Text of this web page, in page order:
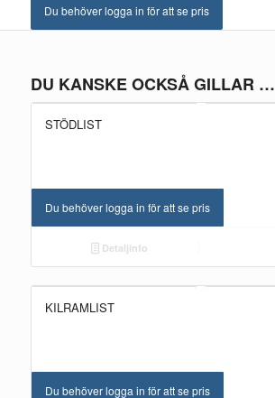
Du behöver logga in för att se pris
DU KANSKE OCKSÅ GILLAR …
STÖDLIST
Du behöver logga in för att se pris
Detaljinfo
KILRAMLIST
Du behöver logga in för att se pris